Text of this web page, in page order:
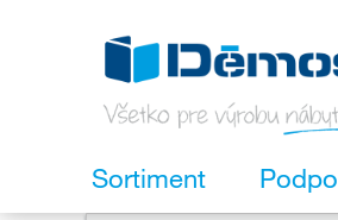
Sortiment